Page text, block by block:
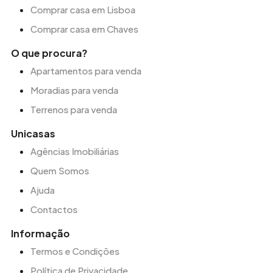
Comprar casa em Lisboa
Comprar casa em Chaves
O que procura?
Apartamentos para venda
Moradias para venda
Terrenos para venda
Unicasas
Agências Imobiliárias
Quem Somos
Ajuda
Contactos
Informação
Termos e Condições
Política de Privacidade